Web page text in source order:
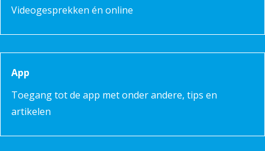
Videogesprekken én online
App
Toegang tot de app met onder andere, tips en
artikelen